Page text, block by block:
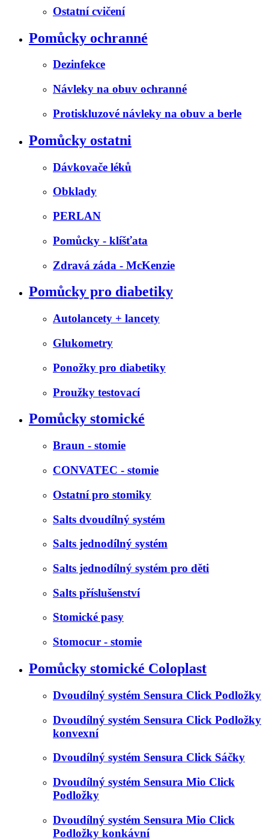
Ostatní cvičení
Pomůcky ochranné
Dezinfekce
Návleky na obuv ochranné
Protiskluzové návleky na obuv a berle
Pomůcky ostatni
Dávkovače léků
Obklady
PERLAN
Pomůcky - klíšťata
Zdravá záda - McKenzie
Pomůcky pro diabetiky
Autolancety + lancety
Glukometry
Ponožky pro diabetiky
Proužky testovací
Pomůcky stomické
Braun - stomie
CONVATEC - stomie
Ostatní pro stomiky
Salts dvoudílný systém
Salts jednodílný systém
Salts jednodílný systém pro děti
Salts příslušenství
Stomické pasy
Stomocur - stomie
Pomůcky stomické Coloplast
Dvoudílný systém Sensura Click Podložky
Dvoudílný systém Sensura Click Podložky
konvexní
Dvoudílný systém Sensura Click Sáčky
Dvoudílný systém Sensura Mio Click
Podložky
Dvoudílný systém Sensura Mio Click
Podložky konkávní